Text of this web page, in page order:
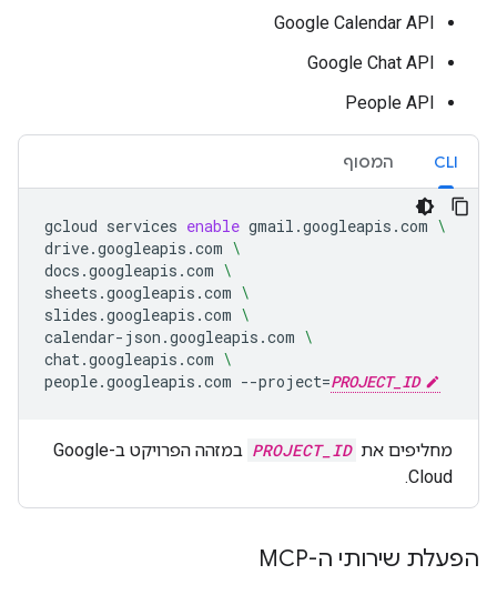
Google Calendar API
Google Chat API
People API
CLI המסוף
gcloud services enable gmail.googleapis.com \
drive.googleapis.com \
docs.googleapis.com \
sheets.googleapis.com \
slides.googleapis.com \
calendar-json.googleapis.com \
chat.googleapis.com \
people.googleapis.com --project=PROJECT_ID
מחליפים את PROJECT_ID
במזהה הפרויקט ב-Google
Cloud.
הפעלת שירותי ה-MCP